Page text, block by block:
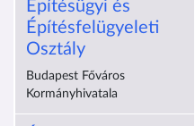
Építésügyi és
Építésfelügyeleti
Osztály
Budapest Főváros
Kormányhivatala